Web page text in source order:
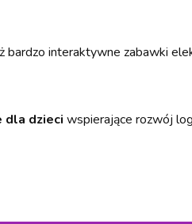
bardzo interaktywne zabawki
dla dzieci wspierające rozwój